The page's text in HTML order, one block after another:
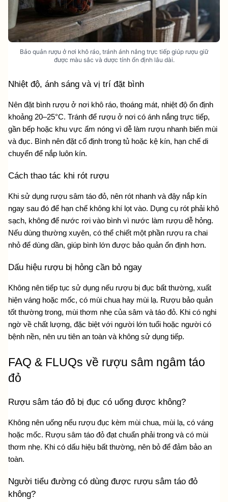
Bảo quản rượu ở nơi khô ráo, tránh ánh nắng trực tiếp giúp rượu giữ
được màu sắc và dược tính ổn định lâu dài.
Nhiệt độ, ánh sáng và vị trí đặt bình
Nên đặt bình rượu ở nơi khô ráo, thoáng mát, nhiệt độ ổn định
khoảng 20–25°C. Tránh để rượu ở nơi có ánh nắng trực tiếp,
gần bếp hoặc khu vực ẩm nóng vì dễ làm rượu nhanh biến mùi
và đục. Bình nên đặt cố định trong tủ hoặc kệ kín, hạn chế di
chuyển để nắp luôn kín.
Cách thao tác khi rót rượu
Khi sử dụng rượu sâm táo đỏ, nên rót nhanh và đậy nắp kín
ngay sau đó để hạn chế không khí lọt vào. Dụng cụ rót phải khô
sạch, không để nước rơi vào bình vì nước làm rượu dễ hỏng.
Nếu dùng thường xuyên, có thể chiết một phần rượu ra chai
nhỏ để dùng dần, giúp bình lớn được bảo quản ổn định hơn.
Dấu hiệu rượu bị hỏng cần bỏ ngay
Không nên tiếp tục sử dụng nếu rượu bị đục bất thường, xuất
hiện váng hoặc mốc, có mùi chua hay mùi lạ. Rượu bảo quản
tốt thường trong, mùi thơm nhẹ của sâm và táo đỏ. Khi có nghi
ngờ về chất lượng, đặc biệt với người lớn tuổi hoặc người có
bệnh nền, nên ưu tiên an toàn và không sử dụng tiếp.
FAQ & FLUQs về rượu sâm ngâm táo
đỏ
Rượu sâm táo đỏ bị đục có uống được không?
Không nên uống nếu rượu đục kèm mùi chua, mùi lạ, có váng
hoặc mốc. Rượu sâm táo đỏ đạt chuẩn phải trong và có mùi
thơm nhẹ. Khi có dấu hiệu bất thường, nên bỏ để đảm bảo an
toàn.
Người tiểu đường có dùng được rượu sâm táo đỏ
không?